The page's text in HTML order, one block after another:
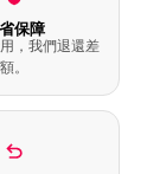
保障
，我們退還差
額。